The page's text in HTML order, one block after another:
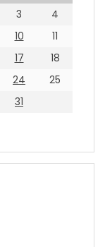
3
4
10
11
17
18
24
25
31